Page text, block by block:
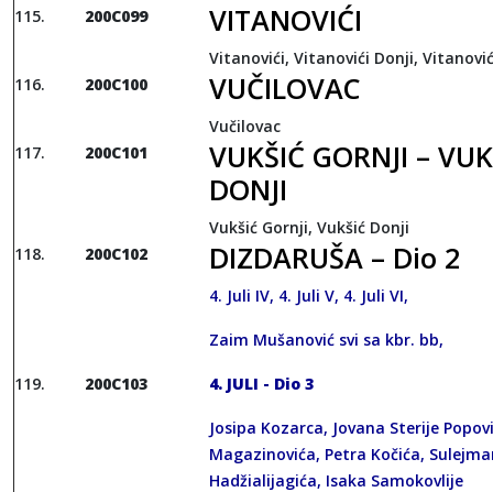
200C099 VITANOVIĆI
Vitanovići, Vitanovići Donji,
200C100
VUČILOVAC
Vučilovac
200C101
VUKŠIĆ GORNJI –
DONJI
Vukšić Gornji, Vukšić Donji
200C102
DIZDARUŠA – Dio 2
4. Juli IV, 4. Juli V, 4. Juli VI,
Zaim Mušanović svi sa kbr. bb,
200C103 4. JULI - Dio 3
Josipa Kozarca, Jovana Sterije
Magazinovića, Petra Kočića,
Hadžialijagića, Isaka Samokovlije